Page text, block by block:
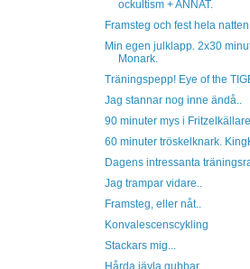
ockultism + ANNAT.
Framsteg och fest hela
Min egen julklapp. 2x30
Monark.
Träningspepp! Eye of the
Jag stannar nog inne ändå..
90 minuter mys i
60 minuter tröskelknark.
Dagens intressanta
Jag trampar vidare..
Framsteg, eller nåt..
Konvalescenscykling
Stackars mig...
Hårda jävla gubbar.